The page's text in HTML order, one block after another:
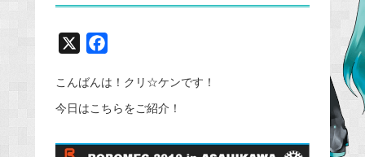
c
e
o
こんばんは！クリ☆ケンです！
今日はこちらをご紹介！